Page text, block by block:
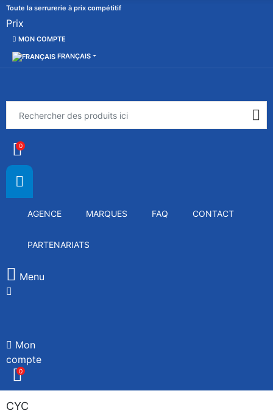
Toute la serrurerie à prix compétitif
Prix
MON COMPTE
FRANÇAIS
0
AGENCE MARQUES FAQ CONTACT
PARTENARIATS
Menu
Mon
compte
0
CYC